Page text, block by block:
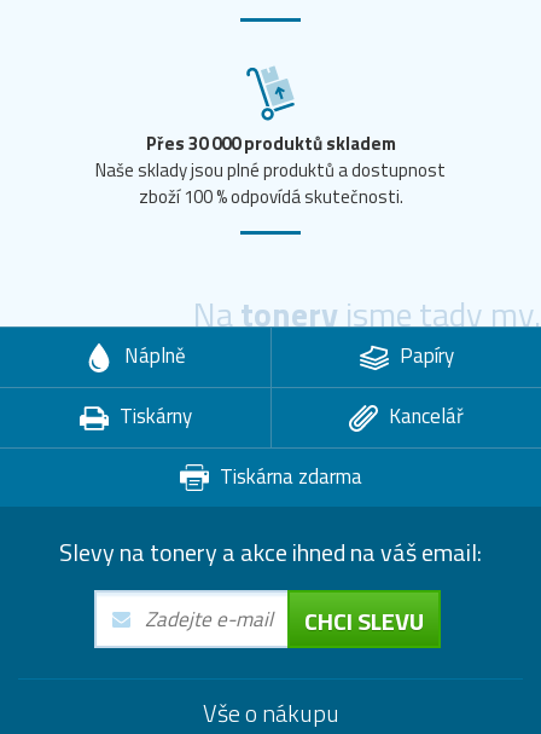
Přes 30 000 produktů skladem
Naše sklady jsou plné produktů a dostupnost
zboží 100 % odpovídá skutečnosti.
Natoneryjsme tady my.
Náplně
Papíry
Tiskárny
Kancelář
Tiskárna zdarma
Slevy na tonery a akce ihned na váš email:
CHCI SLEVU
Vše o nákupu